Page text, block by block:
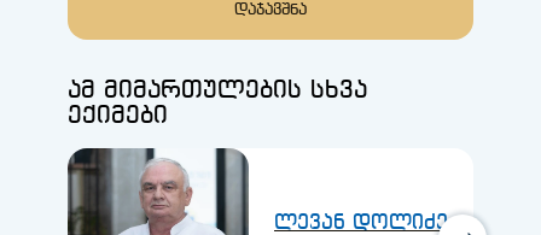
ᲓᲐᲯᲐᲕᲨᲜᲐ
ამ მიმართულების სხვა
ექიმები
ლევან დოლიძე